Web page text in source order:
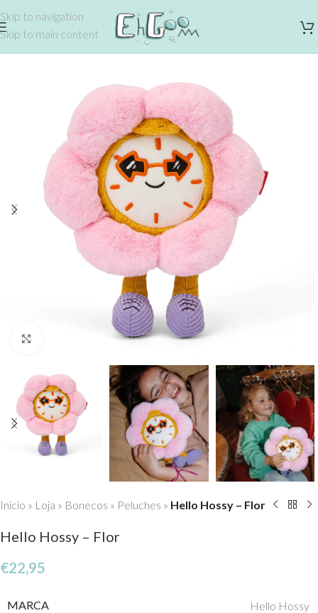
Skip to navigation
Skip to main content
Click to enlarge
Início » Loja » Bonecos » Peluches » Hello Hossy – Flor
Hello Hossy – Flor
€22,95
MARCA Hello Hossy